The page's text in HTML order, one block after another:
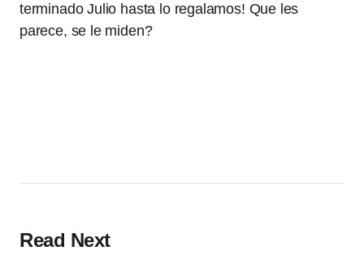
terminado Julio hasta lo regalamos! Que les
parece, se le miden?
Read Next